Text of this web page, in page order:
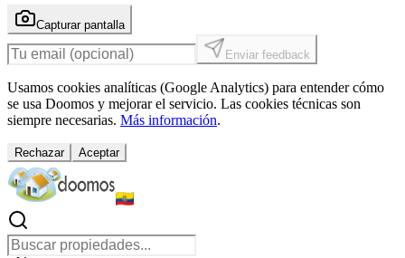
Capturar pantalla
Enviar feedback
Usamos cookies analíticas (Google Analytics) para entender cómo
se usa Doomos y mejorar el servicio. Las cookies técnicas son
siempre necesarias. Más información.
Rechazar Aceptar